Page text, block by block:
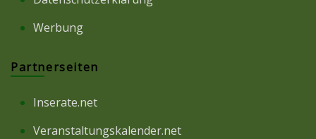
Werbung
Partnerseiten
Inserate.net
Veranstaltungskalender.net